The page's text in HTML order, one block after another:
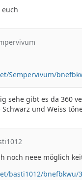
Sempervivum/
sehe gibt es da 360
und Weiss
noch neee möglich
basti1012/bnefbkwu/